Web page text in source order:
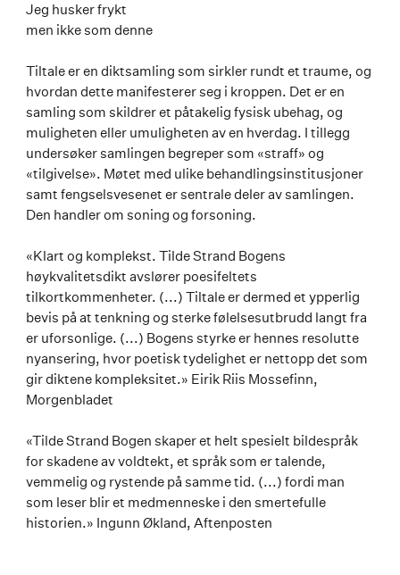
Jeg husker frykt
men ikke som denne
Tiltale er en diktsamling som sirkler rundt et traume, og
hvordan dette manifesterer seg i kroppen. Det er en
samling som skildrer et påtakelig fysisk ubehag, og
muligheten eller umuligheten av en hverdag. I tillegg
undersøker samlingen begreper som «straff» og
«tilgivelse». Møtet med ulike behandlingsinstitusjoner
samt fengselsvesenet er sentrale deler av samlingen.
Den handler om soning og forsoning.
«Klart og komplekst. Tilde Strand Bogens
høykvalitetsdikt avslører poesifeltets
tilkortkommenheter. (...) Tiltale er dermed et ypperlig
bevis på at tenkning og sterke følelsesutbrudd langt fra
er uforsonlige. (...) Bogens styrke er hennes resolutte
nyansering, hvor poetisk tydelighet er nettopp det som
gir diktene kompleksitet.» Eirik Riis Mossefinn,
Morgenbladet
«Tilde Strand Bogen skaper et helt spesielt bildespråk
for skadene av voldtekt, et språk som er talende,
vemmelig og rystende på samme tid. (...) fordi man
som leser blir et medmenneske i den smertefulle
historien.» Ingunn Økland, Aftenposten